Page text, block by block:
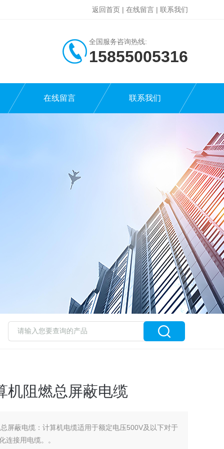
返回首页 | 在线留言 | 联系我们
全国服务咨询热线:
15855005316
在线留言 联系我们
机阻燃总屏蔽电缆
屏蔽电缆：计算机电缆适用于额定电压500V及以下对于
连接用电缆。。